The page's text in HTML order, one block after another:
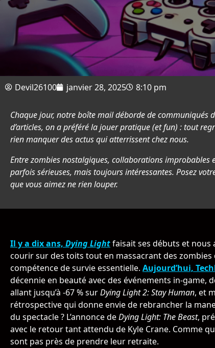
Devil26100 janvier 28, 2025 8:10 pm
Chaque jour, notre boîte mail déborde de communiqués
d’articles, on a préféré la jouer pratique (et fun) : tout
rien manquer des actus qui atterrissent chez nous.
Entre zombies nostalgiques, collaborations improbables
parfois sérieuses, mais toujours intéressantes. Posez
que vous aimez ne rien louper.
Il y a dix ans, Dying Lightfaisait ses débuts et nous
courir sur des toits tout en massacrant des zombies
compétence de survie essentielle. Aujourd’hui,
décennie en beauté avec des événements in-game,
allant jusqu’à -67 % surDying Light 2: Stay Human, et
rétrospective qui donne envie de rebrancher la
du spectacle ? L’annonce deDying Light: The Beast,
avec le retour tant attendu de Kyle Crane. Comme
sont pas près de prendre leur retraite.